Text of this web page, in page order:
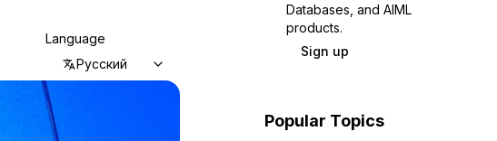
Language
Русский
Databases, and AIML
products.
Sign up
Popular Topics